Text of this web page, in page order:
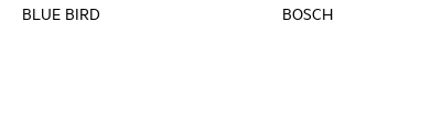
BLUE BIRD BOSCH